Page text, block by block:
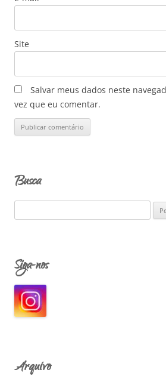
Site
Salvar meus dados neste
vez que eu comentar.
Busca
e
u
s
a
r
Siga-nos
Arquivo